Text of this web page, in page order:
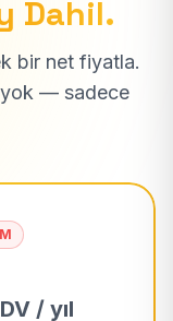
Dahil.
bir net fiyatla.
yok — sadece
/ yıl